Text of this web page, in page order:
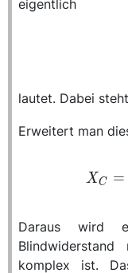
eigentlich
lautet. Dabei steht
Erweitert man
XC =
Daraus wird
komplex ist.